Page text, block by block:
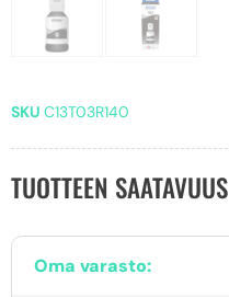
SKU C13T03R140
TUOTTEEN SAATAVUUS
Oma varasto: